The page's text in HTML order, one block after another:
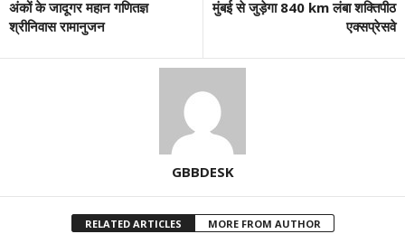
अंकों के जादूगर महान गणितज्ञ
श्रीनिवास रामानुजन
मुंबई से जुड़ेगा 840 km लंबा शक्तिपीठ
एक्सप्रेसवे
GBBDESK
RELATED ARTICLES MORE FROM AUTHOR